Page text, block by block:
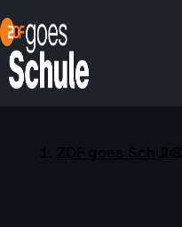
ZDF goes Schule